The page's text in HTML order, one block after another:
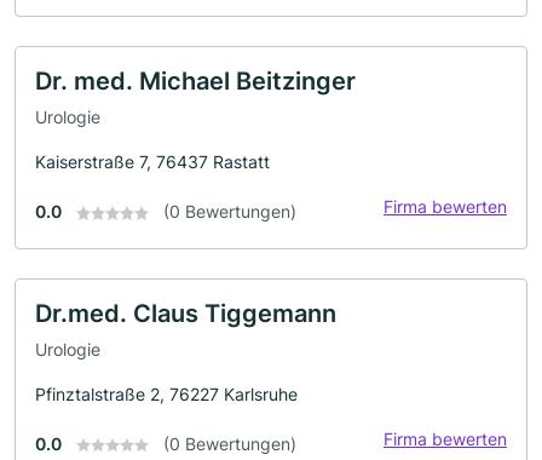
Dr. med. Michael Beitzinger
Urologie
Kaiserstraße 7, 76437 Rastatt
0.0 (0 Bewertungen) Firma bewerten
Dr.med. Claus Tiggemann
Urologie
Pfinztalstraße 2, 76227 Karlsruhe
0.0 (0 Bewertungen) Firma bewerten